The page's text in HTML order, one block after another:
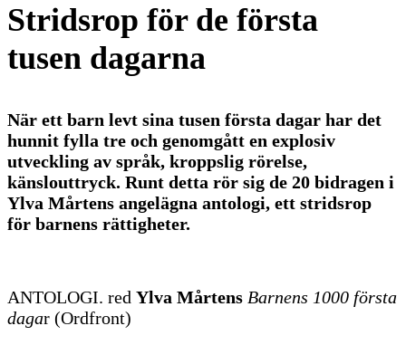
Stridsrop för de första
tusen dagarna
När ett barn levt sina tusen första dagar har det
hunnit fylla tre och genomgått en explosiv
utveckling av språk, kroppslig rörelse,
känslouttryck. Runt detta rör sig de 20 bidragen i
Ylva Mårtens angelägna antologi, ett stridsrop
för barnens rättigheter.
ANTOLOGI. red Ylva Mårtens Barnens 1000 första
dagar (Ordfront)